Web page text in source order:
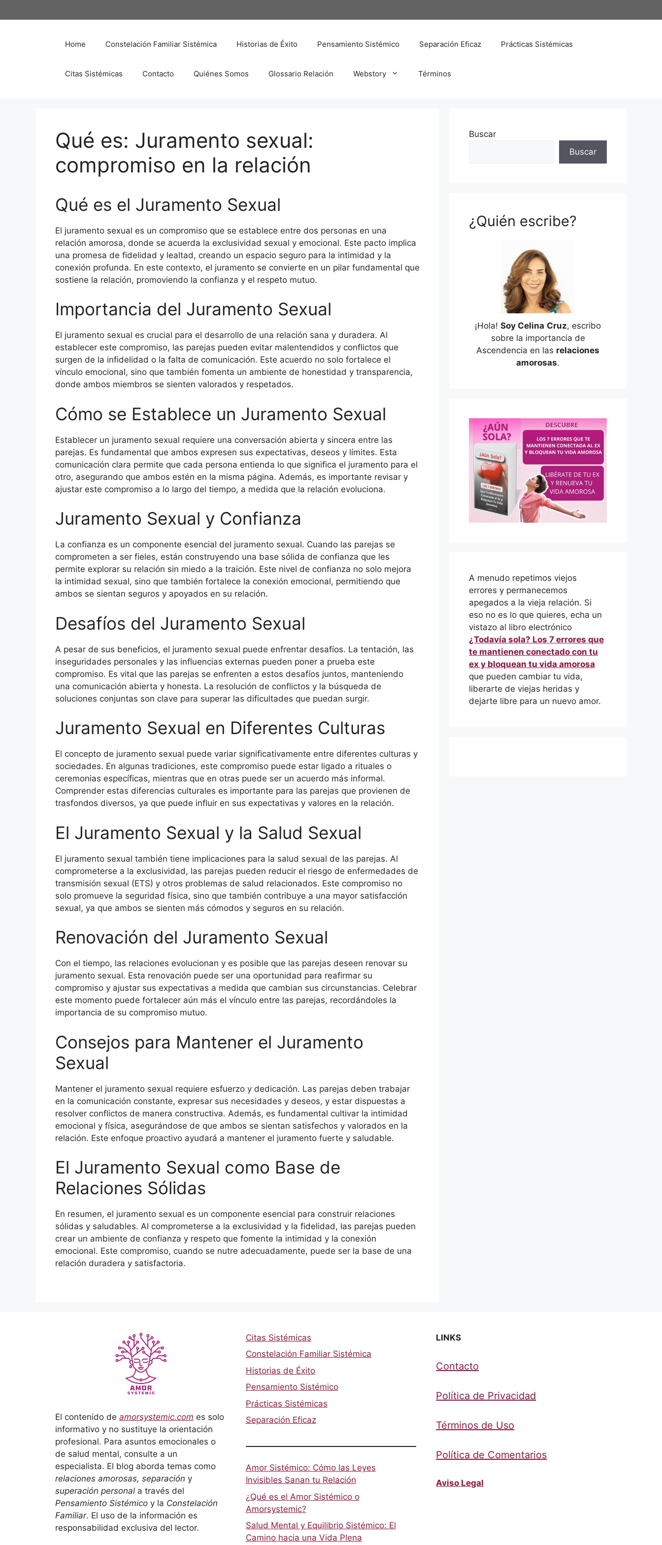
al
Home Constelación Familiar Sistémica Historias de Éxito Pensamiento Sistémico Separación Eficaz Prácticas Sistémicas
Citas Sistémicas Contacto Quiénes Somos Glossario Relación Webstory Términos
Qué es: Juramento sexual:
compromiso en la relación
Qué es el Juramento Sexual
El juramento sexual es un compromiso que se establece entre dos personas en una
relación amorosa, donde se acuerda la exclusividad sexual y emocional. Este pacto implica
una promesa de fidelidad y lealtad, creando un espacio seguro para la intimidad y la
conexión profunda. En este contexto, el juramento se convierte en un pilar fundamental que
sostiene la relación, promoviendo la confianza y el respeto mutuo.
Importancia del Juramento Sexual
El juramento sexual es crucial para el desarrollo de una relación sana y duradera. Al
establecer este compromiso, las parejas pueden evitar malentendidos y conflictos que
surgen de la infidelidad o la falta de comunicación. Este acuerdo no solo fortalece el
vínculo emocional, sino que también fomenta un ambiente de honestidad y transparencia,
donde ambos miembros se sienten valorados y respetados.
Cómo se Establece un Juramento Sexual
Establecer un juramento sexual requiere una conversación abierta y sincera entre las
parejas. Es fundamental que ambos expresen sus expectativas, deseos y límites. Esta
comunicación clara permite que cada persona entienda lo que significa el juramento para el
otro, asegurando que ambos estén en la misma página. Además, es importante revisar y
ajustar este compromiso a lo largo del tiempo, a medida que la relación evoluciona.
Juramento Sexual y Confianza
La confianza es un componente esencial del juramento sexual. Cuando las parejas se
comprometen a ser fieles, están construyendo una base sólida de confianza que les
permite explorar su relación sin miedo a la traición. Este nivel de confianza no solo mejora
la intimidad sexual, sino que también fortalece la conexión emocional, permitiendo que
ambos se sientan seguros y apoyados en su relación.
Desafíos del Juramento Sexual
A pesar de sus beneficios, el juramento sexual puede enfrentar desafíos. La tentación, las
inseguridades personales y las influencias externas pueden poner a prueba este
compromiso. Es vital que las parejas se enfrenten a estos desafíos juntos, manteniendo
una comunicación abierta y honesta. La resolución de conflictos y la búsqueda de
soluciones conjuntas son clave para superar las dificultades que puedan surgir.
Juramento Sexual en Diferentes Culturas
El concepto de juramento sexual puede variar significativamente entre diferentes culturas y
sociedades. En algunas tradiciones, este compromiso puede estar ligado a rituales o
ceremonias específicas, mientras que en otras puede ser un acuerdo más informal.
Comprender estas diferencias culturales es importante para las parejas que provienen de
trasfondos diversos, ya que puede influir en sus expectativas y valores en la relación.
El Juramento Sexual y la Salud Sexual
El juramento sexual también tiene implicaciones para la salud sexual de las parejas. Al
comprometerse a la exclusividad, las parejas pueden reducir el riesgo de enfermedades de
transmisión sexual (ETS) y otros problemas de salud relacionados. Este compromiso no
solo promueve la seguridad física, sino que también contribuye a una mayor satisfacción
sexual, ya que ambos se sienten más cómodos y seguros en su relación.
Renovación del Juramento Sexual
Con el tiempo, las relaciones evolucionan y es posible que las parejas deseen renovar su
juramento sexual. Esta renovación puede ser una oportunidad para reafirmar su
compromiso y ajustar sus expectativas a medida que cambian sus circunstancias. Celebrar
este momento puede fortalecer aún más el vínculo entre las parejas, recordándoles la
importancia de su compromiso mutuo.
Consejos para Mantener el Juramento
Sexual
Mantener el juramento sexual requiere esfuerzo y dedicación. Las parejas deben trabajar
en la comunicación constante, expresar sus necesidades y deseos, y estar dispuestas a
resolver conflictos de manera constructiva. Además, es fundamental cultivar la intimidad
emocional y física, asegurándose de que ambos se sientan satisfechos y valorados en la
relación. Este enfoque proactivo ayudará a mantener el juramento fuerte y saludable.
El Juramento Sexual como Base de
Relaciones Sólidas
En resumen, el juramento sexual es un componente esencial para construir relaciones
sólidas y saludables. Al comprometerse a la exclusividad y la fidelidad, las parejas pueden
crear un ambiente de confianza y respeto que fomente la intimidad y la conexión
emocional. Este compromiso, cuando se nutre adecuadamente, puede ser la base de una
relación duradera y satisfactoria.
Buscar
Buscar
¿Quién escribe?
¡Hola! Soy Celina Cruz, escribo
sobre la importancia de
Ascendencia en las relaciones
amorosas.
A menudo repetimos viejos
errores y permanecemos
apegados a la vieja relación. Si
eso no es lo que quieres, echa un
vistazo al libro electrónico
¿Todavía sola? Los 7 errores que
te mantienen conectado con tu
ex y bloquean tu vida amorosa
que pueden cambiar tu vida,
liberarte de viejas heridas y
dejarte libre para un nuevo amor.
El contenido de amorsystemic.com es solo
informativo y no sustituye la orientación
profesional. Para asuntos emocionales o
de salud mental, consulte a un
especialista. El blog aborda temas como
relaciones amorosas, separación y
superación personal a través del
Pensamiento Sistémico y la Constelación
Familiar. El uso de la información es
responsabilidad exclusiva del lector.
Citas Sistémicas
Constelación Familiar Sistémica
Historias de Éxito
Pensamiento Sistémico
Prácticas Sistémicas
Separación Eficaz
Amor Sistémico: Cómo las Leyes
Invisibles Sanan tu Relación
¿Qué es el Amor Sistémico o
Amorsystemic?
Salud Mental y Equilibrio Sistémico: El
Camino hacia una Vida Plena
LINKS
Contacto
Política de Privacidad
Términos de Uso
Política de Comentarios
Aviso Legal